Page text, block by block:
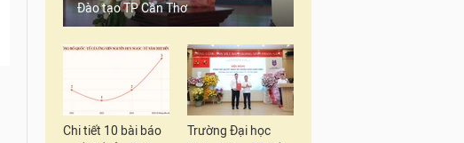
Đào tạo TP Cần Thơ
Chi tiết 10 bài báo
Trường Đại học